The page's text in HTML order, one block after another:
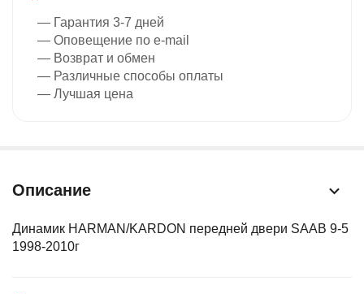
— Гарантия 3-7 дней
— Оповещение по e-mail
— Возврат и обмен
— Различные способы оплаты
— Лучшая цена
Описание
Динамик HARMAN/KARDON передней двери SAAB 9-5
1998-2010г